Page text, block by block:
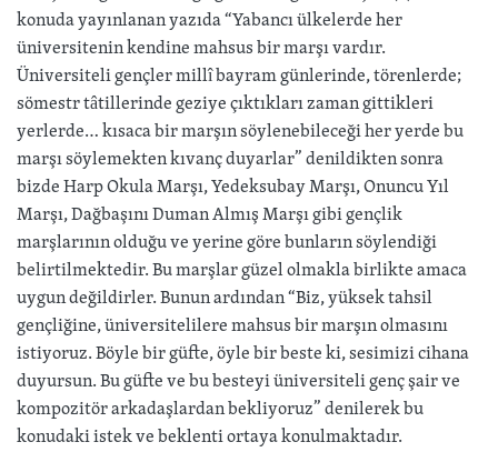
konuda yayınlanan yazıda “Yabancı ülkelerde her
üniversitenin kendine mahsus bir marşı vardır.
Üniversiteli gençler millî bayram günlerinde, törenlerde;
sömestr tâtillerinde geziye çıktıkları zaman gittikleri
yerlerde… kısaca bir marşın söylenebileceği her yerde bu
marşı söylemekten kıvanç duyarlar” denildikten sonra
bizde Harp Okula Marşı, Yedeksubay Marşı, Onuncu Yıl
Marşı, Dağbaşını Duman Almış Marşı gibi gençlik
marşlarının olduğu ve yerine göre bunların söylendiği
belirtilmektedir. Bu marşlar güzel olmakla birlikte amaca
uygun değildirler. Bunun ardından “Biz, yüksek tahsil
gençliğine, üniversitelilere mahsus bir marşın olmasını
istiyoruz. Böyle bir güfte, öyle bir beste ki, sesimizi cihana
duyursun. Bu güfte ve bu besteyi üniversiteli genç şair ve
kompozitör arkadaşlardan bekliyoruz” denilerek bu
konudaki istek ve beklenti ortaya konulmaktadır.